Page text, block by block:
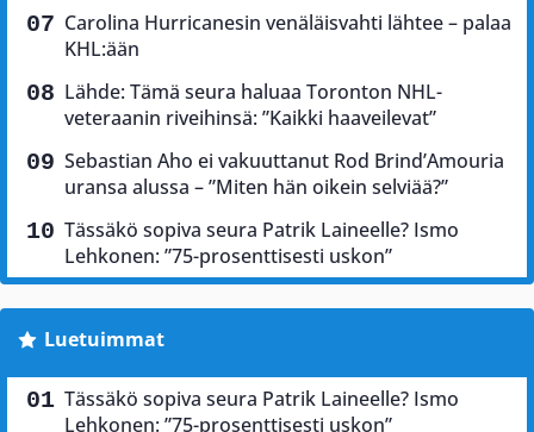
Carolina Hurricanesin venäläisvahti lähtee – palaa
KHL:ään
Lähde: Tämä seura haluaa Toronton NHL-
veteraanin riveihinsä: ”Kaikki haaveilevat”
Sebastian Aho ei vakuuttanut Rod Brind’Amouria
uransa alussa – ”Miten hän oikein selviää?”
Tässäkö sopiva seura Patrik Laineelle? Ismo
Lehkonen: ”75-prosenttisesti uskon”
Luetuimmat
Tässäkö sopiva seura Patrik Laineelle? Ismo
Lehkonen: ”75-prosenttisesti uskon”